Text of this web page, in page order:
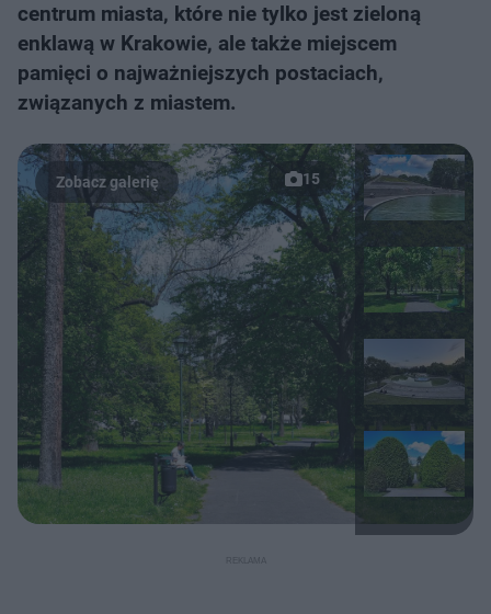
centrum miasta, które nie tylko jest zieloną
enklawą w Krakowie, ale także miejscem
pamięci o najważniejszych postaciach,
związanych z miastem.
15